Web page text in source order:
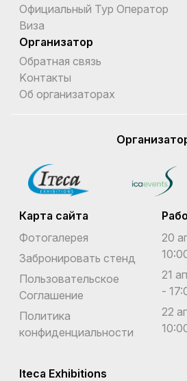
Официальный Тур Оператор
Виза
Организатор
Обратная связь
Kонтакты
Об организаторах
Карта сайта
Фотогалерея
Забронировать стенд
Пользовательское
Соглашение
Политика
конфиденциальности
20
21
-
22
Iteca Exhibitions